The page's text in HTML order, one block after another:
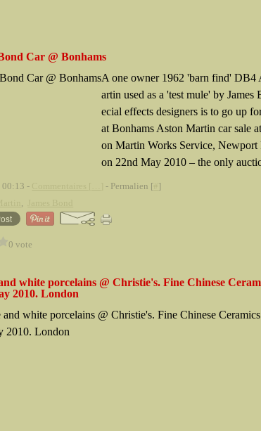
Car @ Bonhams
A one owner 1962 'barn find' DB4
artin used as a 'test mule' by James
ecial effects designers is to go up
at Bonhams Aston Martin car sale
on Martin Works Service, Newport
on 22nd May 2010 – the only
00:13 - - Permalien [ ]
,
0 vote
white porcelains @ Christie's. Fine Chinese
2010. London